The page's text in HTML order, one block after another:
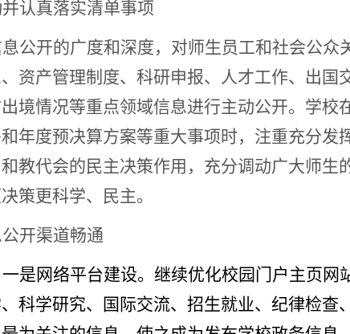
并认真落实清单事项
公开的广度和深度，对师生员工和社会公众
资产管理制度、科研申报、人才工作、出国
境情况等重点领域信息进行主动公开。学校
年度预决算方案等重大事项时，注重充分发
教代会的民主决策作用，充分调动广大师生
策更科学、民主。
公开渠道畅通
是网络平台建设。继续优化校园门户主页网
科学研究、国际交流、招生就业、纪律检查